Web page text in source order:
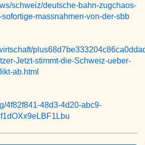
schweiz/deutsche-bahn-zugchaos-
massnahmen-von-der-sbb
Jetzt-stimmt-die-Schweiz-ueber-
ab.html
4f82f841-48d3-4d20-abc9-